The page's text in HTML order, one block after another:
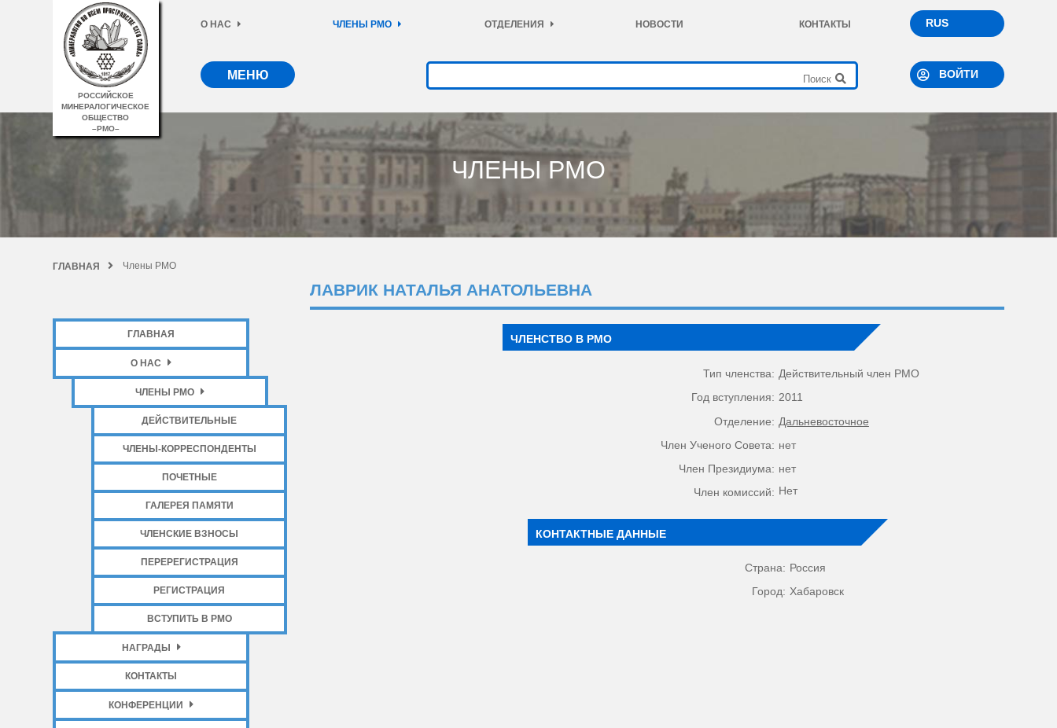
РОССИЙСКОЕ
МИНЕРАЛОГИЧЕСКОЕ
ОБЩЕСТВО
–РМО–
О НАС ЧЛЕНЫ РМО ОТДЕЛЕНИЯ НОВОСТИ КОНТАКТЫ RUS
МЕНЮ ВОЙТИ
ЧЛЕНЫ РМО
ГЛАВНАЯ Члены РМО
ГЛАВНАЯ
О НАС
ЧЛЕНЫ РМО
ДЕЙСТВИТЕЛЬНЫЕ
ЧЛЕНЫ-КОРРЕСПОНДЕНТЫ
ПОЧЕТНЫЕ
ГАЛЕРЕЯ ПАМЯТИ
ЧЛЕНСКИЕ ВЗНОСЫ
ПЕРЕРЕГИСТРАЦИЯ
РЕГИСТРАЦИЯ
ВСТУПИТЬ В РМО
НАГРАДЫ
КОНТАКТЫ
КОНФЕРЕНЦИИ
ЛАВРИК НАТАЛЬЯ АНАТОЛЬЕВНА
ЧЛЕНСТВО В РМО
Тип членства: Действительный член РМО
Год вступления: 2011
Отделение: Дальневосточное
Член Ученого Совета: нет
Член Президиума: нет
Член комиссий: Нет
КОНТАКТНЫЕ ДАННЫЕ
Страна: Россия
Город: Хабаровск